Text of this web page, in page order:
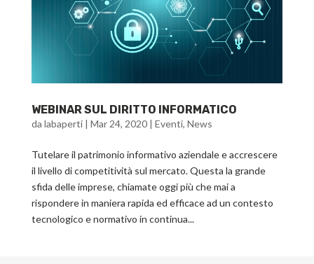
WEBINAR SUL DIRITTO INFORMATICO
da labaperti| Mar 24, 2020| Eventi, News
Tutelare il patrimonio informativo aziendale e accrescere
il livello di competitività sul mercato. Questa la grande
sfida delle imprese, chiamate oggi più che mai a
rispondere in maniera rapida ed efficace ad un contesto
tecnologico e normativo in continua...